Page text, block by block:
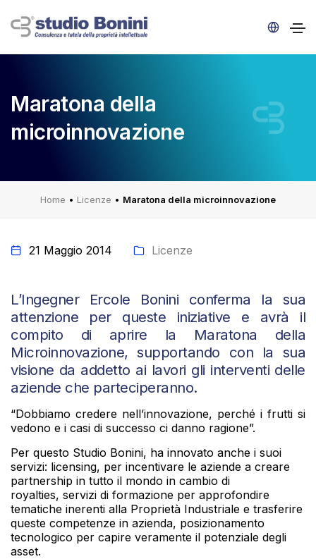
Maratona della
microinnovazione
Home • Licenze • Maratona della microinnovazione
21 Maggio 2014 Licenze
L’Ingegner Ercole Bonini conferma la sua
attenzione per queste iniziative e avrà il
compito di aprire la Maratona della
Microinnovazione, supportando con la sua
visione da addetto ai lavori gli interventi delle
aziende che parteciperanno.
“Dobbiamo credere nell’innovazione, perché i frutti si
vedono e i casi di successo ci danno ragione”.
Per questo Studio Bonini, ha innovato anche i suoi
servizi: licensing, per incentivare le aziende a creare
partnership in tutto il mondo in cambio di
royalties, servizi di formazione per approfondire
tematiche inerenti alla Proprietà Industriale e trasferire
queste competenze in azienda, posizionamento
tecnologico per capire veramente il potenziale degli
asset.